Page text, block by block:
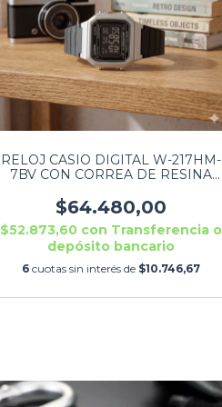
RELOJ CASIO DIGITAL W-217HM-
7BV CON CORREA DE RESINA
$64.480,00
$52.873,60 con Transferencia o
depósito bancario
6 cuotas sin interés de $10.746,67